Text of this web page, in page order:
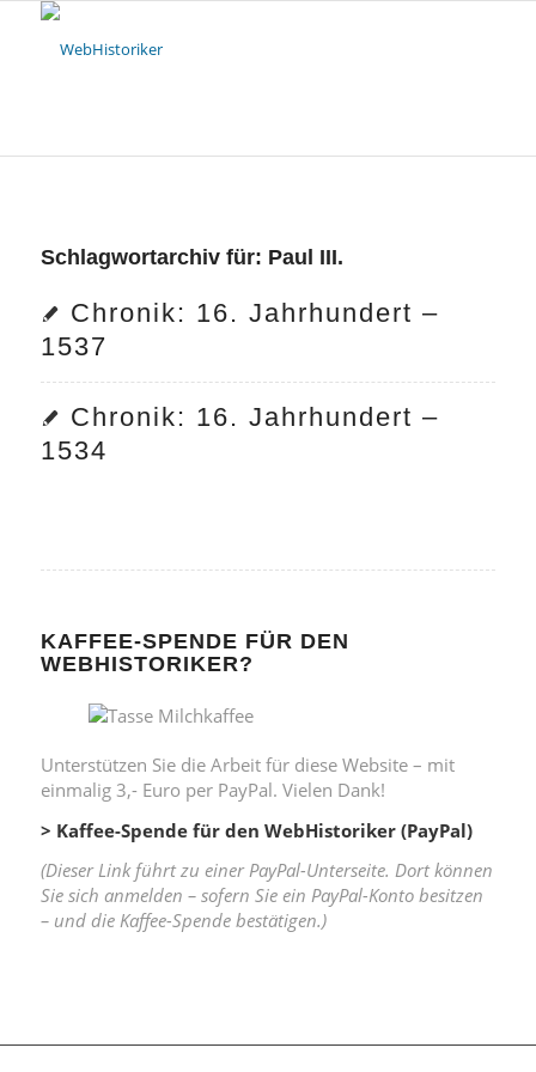
Schlagwortarchiv für: Paul III.
Chronik: 16. Jahrhundert –
1537
Chronik: 16. Jahrhundert –
1534
KAFFEE-SPENDE FÜR DEN
WEBHISTORIKER?
Unterstützen Sie die Arbeit für diese Website – mit
einmalig 3,- Euro per PayPal. Vielen Dank!
> Kaffee-Spende für den WebHistoriker (PayPal)
(Dieser Link führt zu einer PayPal-Unterseite. Dort können
Sie sich anmelden – sofern Sie ein PayPal-Konto besitzen
– und die Kaffee-Spende bestätigen.)